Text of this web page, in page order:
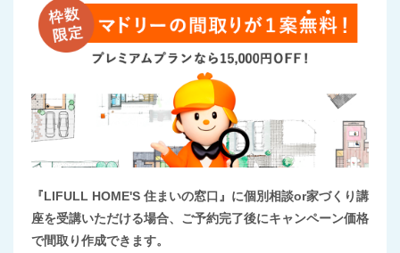
『LIFULL HOME'S 住まいの窓口』に個別相談or家づくり講
座を受講いただける場合、ご予約完了後にキャンペーン価格
で間取り作成できます。